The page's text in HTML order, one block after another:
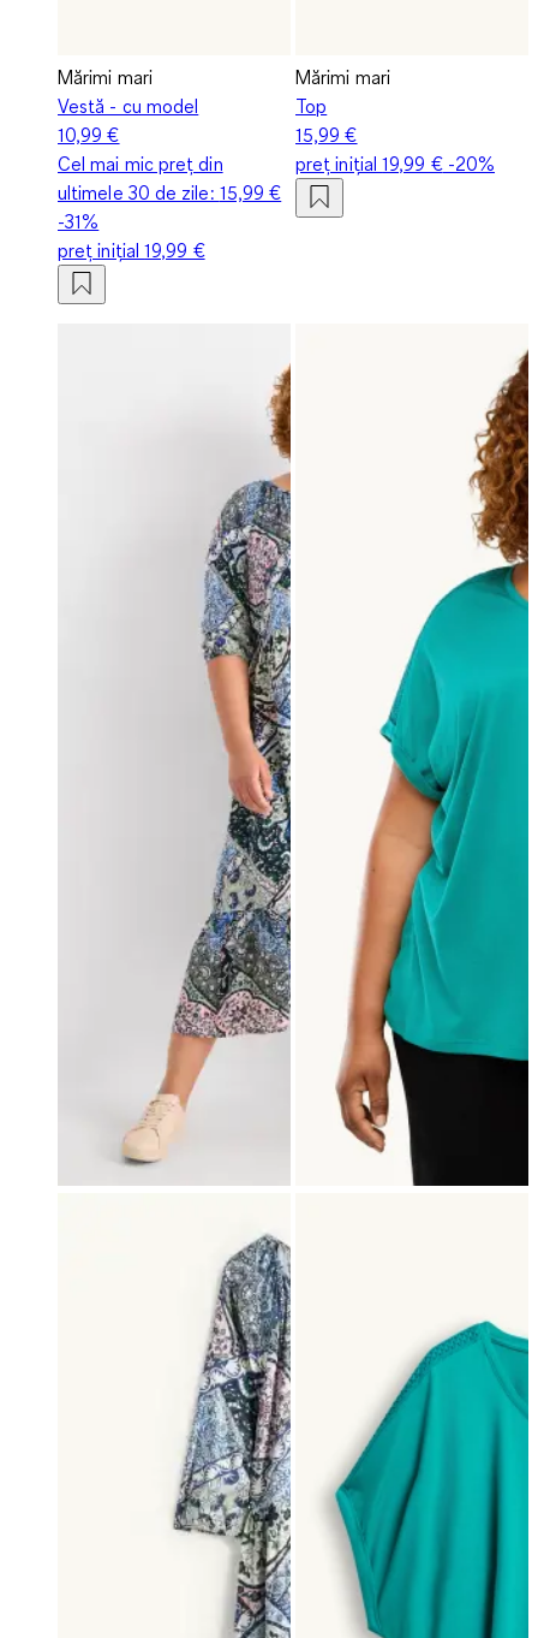
Mărimi mari
Vestă - cu model
10,99 €
Cel mai mic preț din
ultimele 30 de zile: 15,99 €
-31%
preț inițial19,99 €
Mărimi mari
Top
15,99 €
preț inițial19,99 €-20%